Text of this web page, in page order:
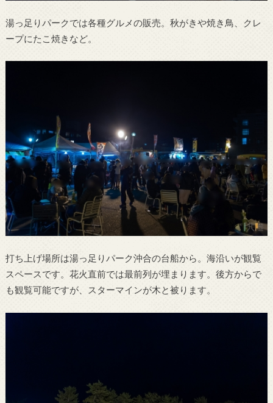
湯っ足りパークでは各種グルメの販売。秋がきや焼き鳥、クレ
ープにたこ焼きなど。
打ち上げ場所は湯っ足りパーク沖合の台船から。海沿いが観覧
スペースです。花火直前では最前列が埋まります。後方からで
も観覧可能ですが、スターマインが木と被ります。